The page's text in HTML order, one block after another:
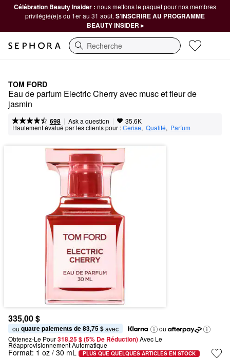
Célébration Beauty Insider : nous mettons le paquet pour nos membres
privilégié(e)s du 1er au 31 août. S’INSCRIRE AU PROGRAMME
BEAUTY INSIDER ▸
Recherche
TOM FORD
Eau de parfum Electric Cherry avec musc et fleur de
jasmin
698 | Ask a question | 35.6K
Hautement évalué par les clients pour :Cerise, Qualité, Parfum
335,00 $
ou quatre paiements de 83,75 $ avec
ou
Obtenez-Le Pour318,25 $ (5% De Réduction) Avec Le
Réapprovisionnement Automatique
Format: 1 oz / 30 mL PLUS QUE QUELQUES ARTICLES EN STOCK